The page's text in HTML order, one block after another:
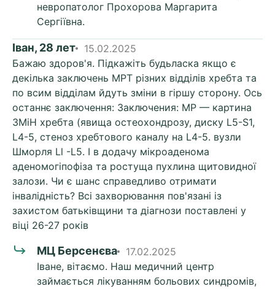
невропатолог Прохорова Маргарита
Сергіївна.
Іван, 28 лет
15.02.2025
Бажаю здоров'я. Підкажіть будьласка якщо є
декілька заключень МРТ різних відділів хребта та
по всим відділам йдуть зміни в гіршу сторону. Ось
останнє заключення: Заключения: МР — картина
3MiH хребта (явища остеохондрозу, диску L5-S1,
L4-5, стеноз хребтового каналу на L4-5. вузли
Шморля Ll -L5. І в додачу мікроаденома
аденомогіпофіза та ростуща пухлина щитовидної
залози. Чи є шанс справедливо отримати
інвалідність? Всі захворювання пов'язані із
захистом батьківщини та діагнози поставлені у
віці 26-27 років
МЦ Берсенєва
17.02.2025
Іване, вітаємо. Наш медичний центр
займається лікуванням больових синдромів,